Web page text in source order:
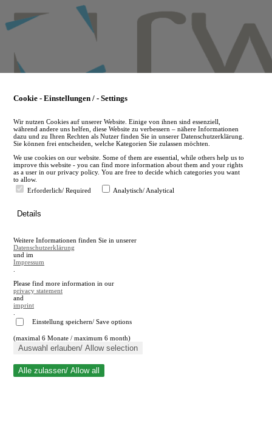
to
main
en
A
A
Suche schließen
Cookie - Einstellungen / - Settings
Wir nutzen Cookies auf unserer Website. Einige von ihnen sind essenziell,
während andere uns helfen, diese Website zu verbessern – nähere Informationen
dazu und zu Ihren Rechten als Nutzer finden Sie in unserer Datenschutzerklärung.
Sie können frei entscheiden, welche Kategorien Sie zulassen möchten.
We use cookies on our website. Some of them are essential, while others help us to
improve this website - you can find more information about them and your rights
as a user in our privacy policy. You are free to decide which categories you want
to allow.
Erforderlich/ Required
Analytisch/ Analytical
Details
Weitere Informationen finden Sie in unserer
Datenschutzerklärung
und im
Impressum
Please find more information in our
privacy statement
and
imprint
Einstellung speichern/ Save options
(maximal 6 Monate / maximum 6 month)
Auswahl erlauben/ Allow selection
Alle zulassen/ Allow all